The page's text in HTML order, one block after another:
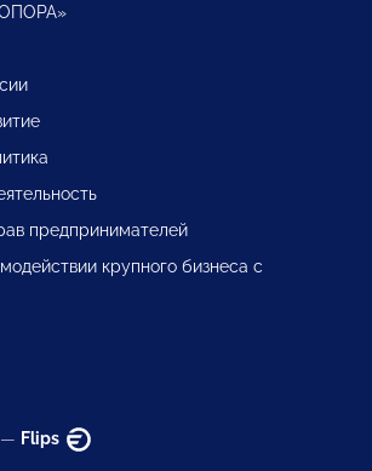
предпринимателей
крупного бизнеса с
— Flips